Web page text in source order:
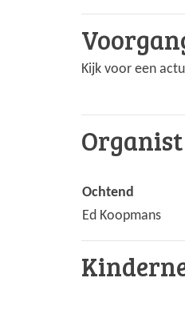
Kijk voor een
Organist
Ochtend
Ed Koopmans